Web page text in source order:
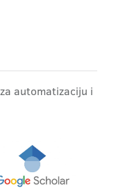
automatizaciju i